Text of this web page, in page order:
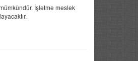
İşletme meslek